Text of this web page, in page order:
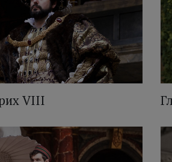
VIII